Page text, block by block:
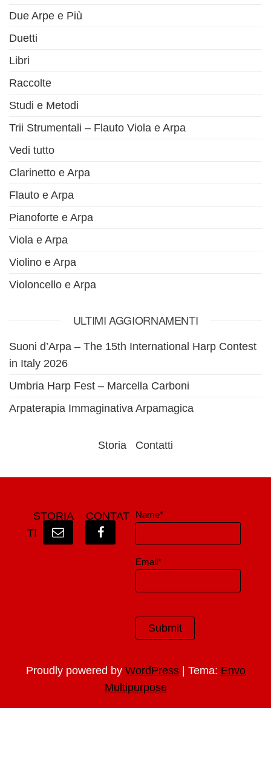
Due Arpe e Più
Duetti
Libri
Raccolte
Studi e Metodi
Trii Strumentali – Flauto Viola e Arpa
Vedi tutto
Clarinetto e Arpa
Flauto e Arpa
Pianoforte e Arpa
Viola e Arpa
Violino e Arpa
Violoncello e Arpa
ULTIMI AGGIORNAMENTI
Suoni d’Arpa – The 15th International Harp Contest
in Italy 2026
Umbria Harp Fest – Marcella Carboni
Arpaterapia Immaginativa Arpamagica
Storia Contatti
STORIA
CONTAT
TI
Name*
Email*
Proudly powered by WordPress | Tema: Envo
Multipurpose